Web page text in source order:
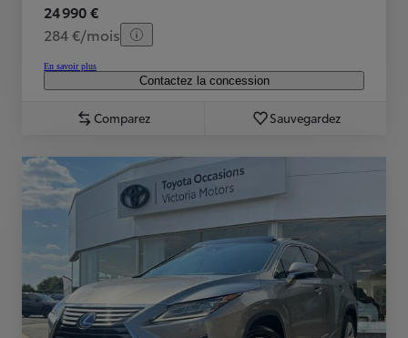
24 990 €
284 €/mois
En savoir plus
Contactez la concession
Comparez Sauvegardez